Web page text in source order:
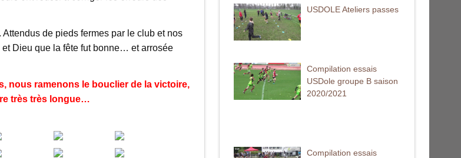
de pieds fermes par le club et nos
Dieu que la fête fut bonne… et arrosée
nous ramenons le bouclier de la victoire,
très très longue…
USDOLE Ateliers passes
Compilation essais
USDole groupe B saison
2020/2021
Compilation essais